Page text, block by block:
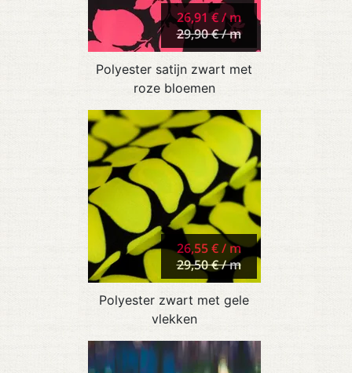
26,91 € / m
29,90 € / m
Polyester satijn zwart met
roze bloemen
26,55 € / m
29,50 € / m
Polyester zwart met gele
vlekken